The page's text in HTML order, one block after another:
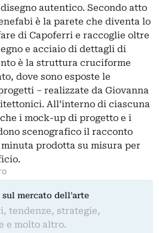
autentico. Secondo atto
è la parete che diventa lo
di Capoferri e raccoglie oltre
e acciaio di dettagli di
è la struttura cruciforme
dove sono esposte le
– realizzate da Giovanna
All’interno di ciascuna
i mock-up di progetto e i
scenografico il racconto
prodotta su misura per
mercato dell'arte
tendenze, strategie,
e molto altro.